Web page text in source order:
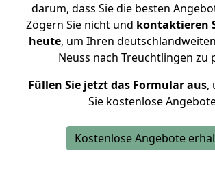
darum, dass Sie die besten
Zögern Sie nicht und kontaktieren
heute, um Ihren
Neuss nach Treuchtlingen zu
Füllen Sie jetzt das Formular aus,
Sie kostenlose
Kostenlose Angebote